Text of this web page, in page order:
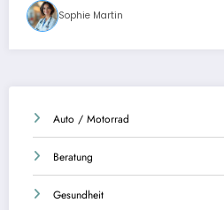
Sophie Martin
Auto / Motorrad
Beratung
Gesundheit